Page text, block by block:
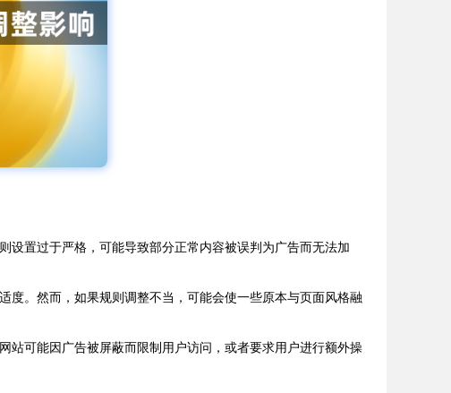
设置过于严格，可能导致部分正常内容被误判为广告而无法加
度。然而，如果规则调整不当，可能会使一些原本与页面风格融
站可能因广告被屏蔽而限制用户访问，或者要求用户进行额外操